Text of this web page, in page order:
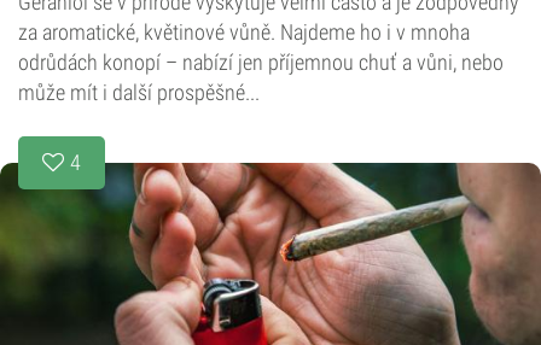
za aromatické, květinové vůně. Najdeme ho i v mnoha
odrůdách konopí – nabízí jen příjemnou chuť a vůni, nebo
může mít i další prospěšné...
4